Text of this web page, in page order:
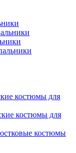
костюмы для
костюмы для
костюмы